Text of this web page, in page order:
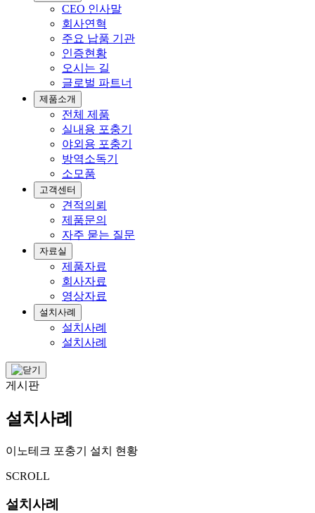
CEO 인사말
회사연혁
주요 납품 기관
인증현황
오시는 길
글로벌 파트너
제품소개
전체 제품
실내용 포충기
야외용 포충기
방역소독기
소모품
고객센터
견적의뢰
제품문의
자주 묻는 질문
자료실
제품자료
회사자료
영상자료
설치사례
설치사례
설치사례
게시판
설치사례
이노테크 포충기 설치 현황
SCROLL
설치사례